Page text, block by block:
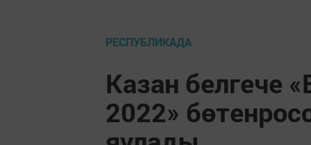
РЕСПУБЛИКАДА
Казан белгече
2022»